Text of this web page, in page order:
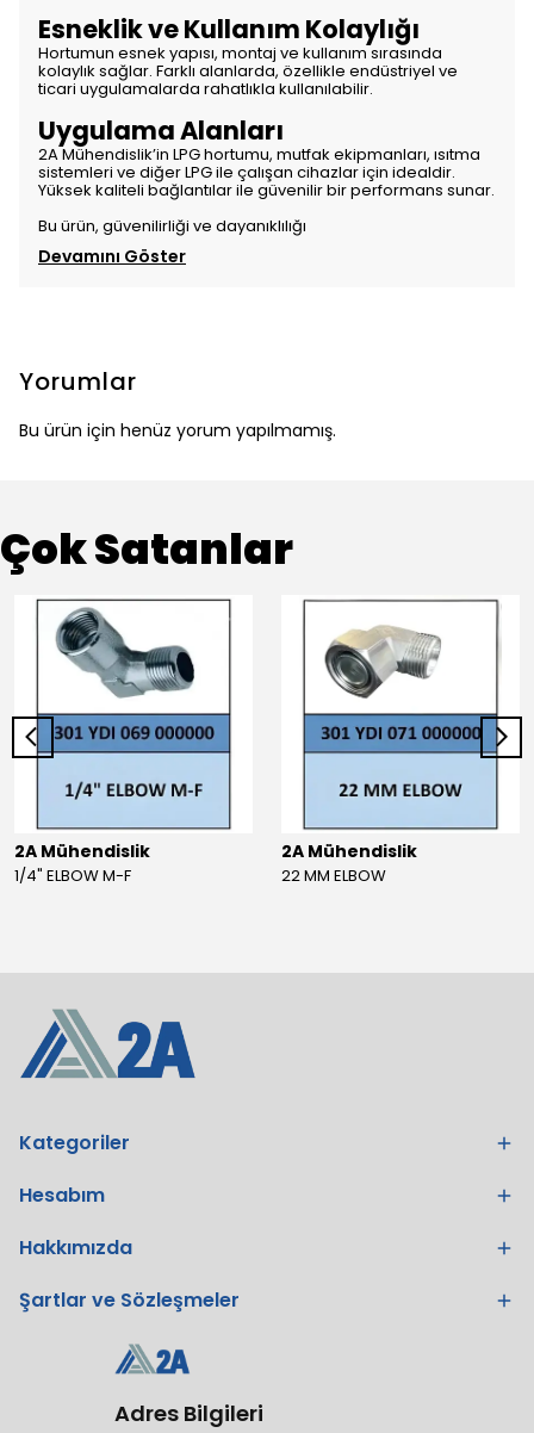
Esneklik ve Kullanım Kolaylığı
Hortumun esnek yapısı, montaj ve kullanım sırasında
kolaylık sağlar. Farklı alanlarda, özellikle endüstriyel ve
ticari uygulamalarda rahatlıkla kullanılabilir.
Uygulama Alanları
2A Mühendislik’in LPG hortumu, mutfak ekipmanları, ısıtma
sistemleri ve diğer LPG ile çalışan cihazlar için idealdir.
Yüksek kaliteli bağlantılar ile güvenilir bir performans sunar.
Bu ürün, güvenilirliği ve dayanıklılığı
Devamını Göster
Yorumlar
Bu ürün için henüz yorum yapılmamış.
Çok Satanlar
2A Mühendislik
1/4" ELBOW M-F
2A Mühendislik
22 MM ELBOW
Kategoriler
Hesabım
Hakkımızda
Şartlar ve Sözleşmeler
Adres Bilgileri